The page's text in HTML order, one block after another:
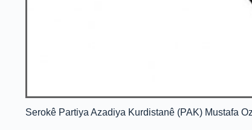
Serokê Partiya Azadiya Kurdistanê (PAK) Mustafa